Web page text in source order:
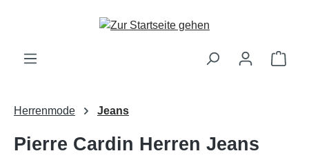
Zum Hauptinhalt springen
Herrenmode Jeans
Pierre Cardin Herren Jeans